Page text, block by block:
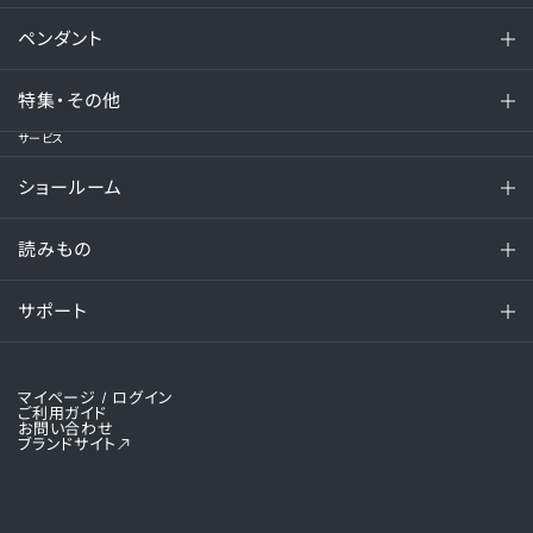
ペンダント
特集・その他
サービス
ショールーム
読みもの
サポート
マイページ / ログイン
ご利用ガイド
お問い合わせ
ブランドサイト